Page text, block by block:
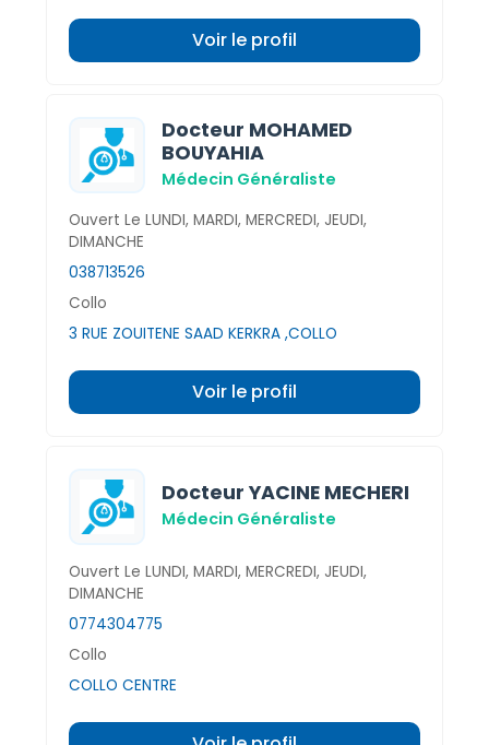
Voir le profil
Docteur MOHAMED
BOUYAHIA
Médecin Généraliste
Ouvert Le LUNDI, MARDI, MERCREDI, JEUDI,
DIMANCHE
038713526
Collo
3 RUE ZOUITENE SAAD KERKRA ,COLLO
Voir le profil
Docteur YACINE MECHERI
Médecin Généraliste
Ouvert Le LUNDI, MARDI, MERCREDI, JEUDI,
DIMANCHE
0774304775
Collo
COLLO CENTRE